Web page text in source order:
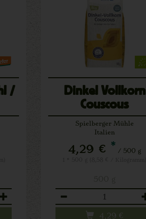
/
Dinkel Vollkorn
Couscous
Spielberger Mühle
Italien
4,29 € * / 500 g
Anzahl
4,29 €